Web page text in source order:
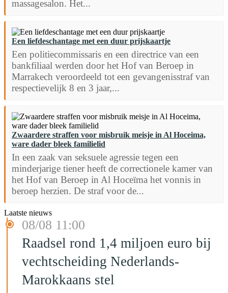
massagesalon. Het...
Een liefdeschantage met een duur prijskaartje
Een politiecommissaris en een directrice van een
bankfiliaal werden door het Hof van Beroep in
Marrakech veroordeeld tot een gevangenisstraf van
respectievelijk 8 en 3 jaar,...
Zwaardere straffen voor misbruik meisje in Al Hoceima,
ware dader bleek familielid
In een zaak van seksuele agressie tegen een
minderjarige tiener heeft de correctionele kamer van
het Hof van Beroep in Al Hoceïma het vonnis in
beroep herzien. De straf voor de...
Laatste nieuws
08/08 11:00
Raadsel rond 1,4 miljoen euro bij
vechtscheiding Nederlands-
Marokkaans stel